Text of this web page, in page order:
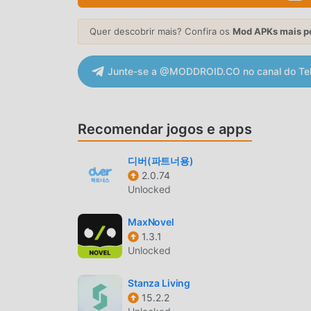
Complications: Display the Next Prayer, Hijri
watch faces for convenient access at a glance.
QURAN MAJEED INTRODUÇÃO
Quran Majeedé um app popular de life que
Majeed7.8.6gratuitamente, Modroid também
desbloquear todos os recursos do app sem
não irá cobrar nenhuma tarifa dos usuários,
client para baixar e instalar o Quran Majeed
RECURSOS CONVENIENTES
Quran Majeed é popular um aplicativo
poderosas funcionalidades. Você somente
as funções gratuitamente! Além disso,
Quer descobrir mais? Confira os Mod APKs mais
Junte-se a @MODDROID.CO no canal do
Recomendar jogos e apps
디버(파트너용)
2.0.74
Unlocked
MaxNovel
1.3.1
Unlocked
Stanza Living
15.2.2